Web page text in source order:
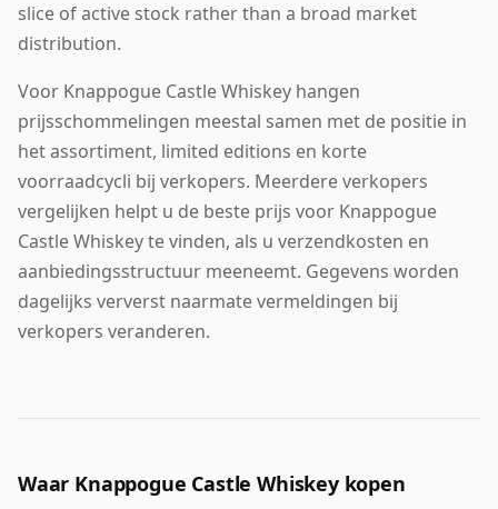
slice of active stock rather than a broad market
distribution.
Voor Knappogue Castle Whiskey hangen
prijsschommelingen meestal samen met de positie in
het assortiment, limited editions en korte
voorraadcycli bij verkopers. Meerdere verkopers
vergelijken helpt u de beste prijs voor Knappogue
Castle Whiskey te vinden, als u verzendkosten en
aanbiedingsstructuur meeneemt. Gegevens worden
dagelijks ververst naarmate vermeldingen bij
verkopers veranderen.
Waar Knappogue Castle Whiskey kopen